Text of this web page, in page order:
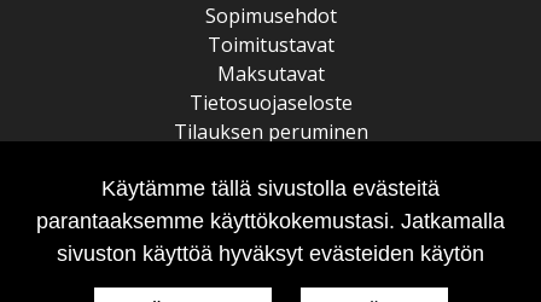
Sopimusehdot
Toimitustavat
Maksutavat
Tietosuojaseloste
Tilauksen peruminen
Käytämme tällä sivustolla evästeitä
parantaaksemme käyttökokemustasi. Jatkamalla
sivuston käyttöä hyväksyt evästeiden käytön